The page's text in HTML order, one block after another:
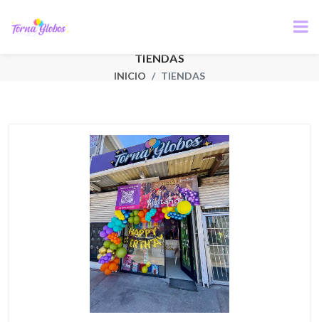
TIENDAS
INICIO TIENDAS